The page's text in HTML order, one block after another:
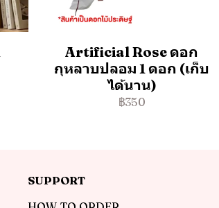
Artificial Rose ดอก
กุหลาบปลอม 1 ดอก (เก็บ
ได้นาน)
฿350
SUPPORT